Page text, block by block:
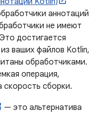
аннотаций
не имеют
достигается
ваших файлов Kotlin,
обработчиками.
операция,
скорость сборки.
— это альтернатива